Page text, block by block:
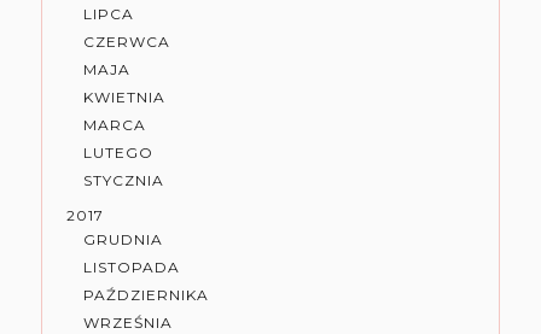
LIPCA
CZERWCA
MAJA
KWIETNIA
MARCA
LUTEGO
STYCZNIA
2017
GRUDNIA
LISTOPADA
PAŹDZIERNIKA
WRZEŚNIA